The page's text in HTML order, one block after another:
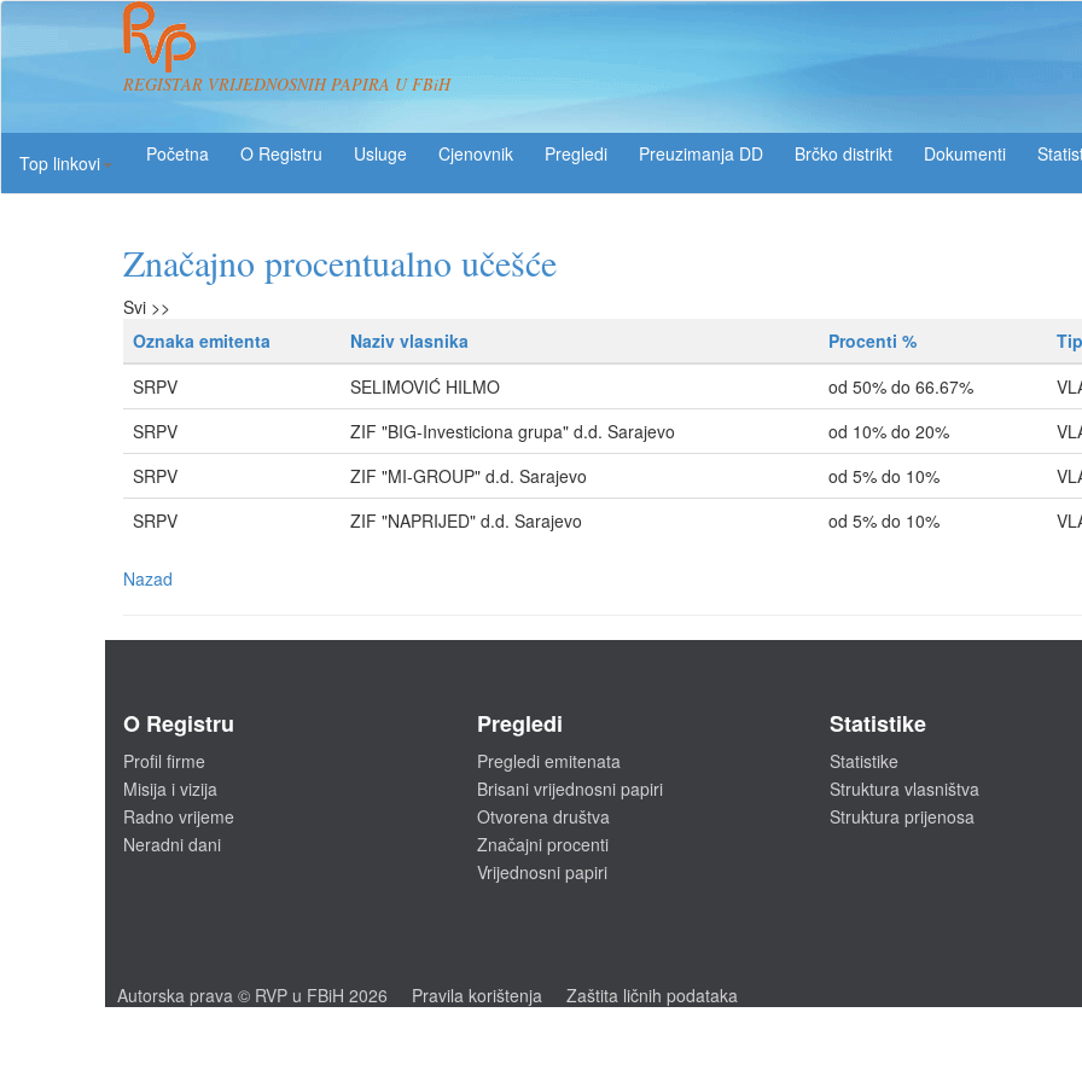
REGISTAR VRIJEDNOSNIH PAPIRA U FBiH
Top linkovi
O Registru Usluge Pregledi Preuzimanja DD Brčko distrikt Dokumenti
Značajno procentualno učešće
Svi >>
Oznaka emitenta
Naziv vlasnika Procenti %
SRPV
SELIMOVIĆ HILMO od 50% do 66.67%
SRPV
ZIF "BIG-Investiciona grupa" d.d. Sarajevo od 10% do 20%
SRPV
ZIF "MI-GROUP" d.d. Sarajevo od 5% do 10%
SRPV
ZIF "NAPRIJED" d.d. Sarajevo od 5% do 10%
Nazad
O Registru
Profil firme
Misija i vizija
Radno vrijeme
Neradni dani
Pregledi
Pregledi emitenata
Brisani vrijednosni papiri
Otvorena društva
Značajni procenti
Vrijednosni papiri
Statistike
Statistike
Struktura vlasništva
Struktura prijenosa
Autorska prava © RVP u FBiH 2026 Pravila korištenja Zaštita ličnih podataka